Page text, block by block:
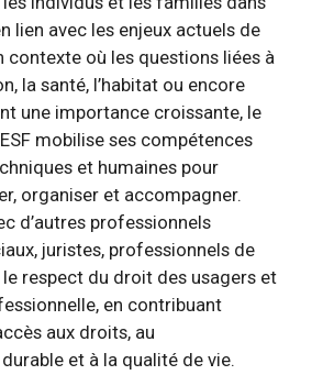
lien avec les enjeux actuels de
contexte où les questions liées à
la santé, l’habitat ou encore
une importance croissante, le
mobilise ses compétences
et humaines pour
organiser et accompagner.
d’autres professionnels
juristes, professionnels de
respect du droit des usagers et
en contribuant
aux droits, au
et à la qualité de vie.